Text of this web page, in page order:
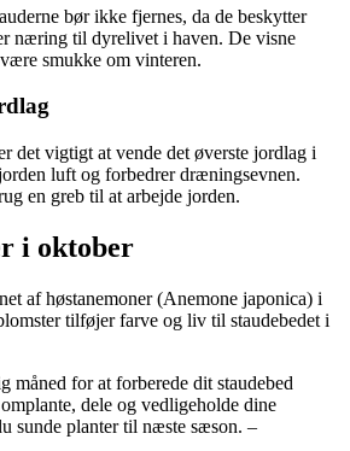
bør ikke fjernes, da de beskytter
næring til dyrelivet i haven. De visne
smukke om vinteren.
det vigtigt at vende det øverste jordlag i
luft og forbedrer dræningsevnen.
en greb til at arbejde jorden.
i oktober
af høstanemoner (Anemone japonica) i
tilføjer farve og liv til staudebedet i
måned for at forberede dit staudebed
dele og vedligeholde dine
sunde planter til næste sæson. –